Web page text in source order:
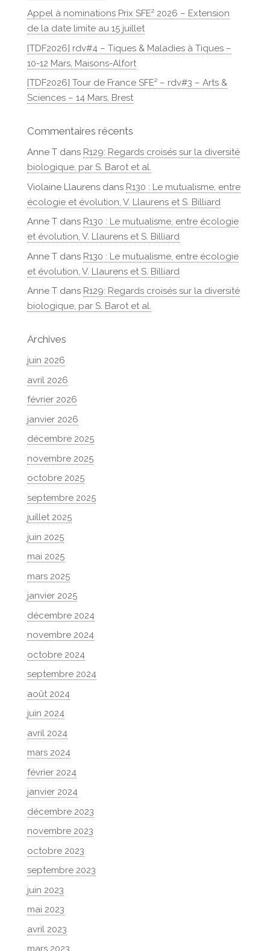
Appel à nominations Prix SFE² 2026 – Extension
de la date limite au 15 juillet
[TDF2026] rdv#4 – Tiques & Maladies à Tiques –
10-12 Mars, Maisons-Alfort
[TDF2026] Tour de France SFE² – rdv#3 – Arts &
Sciences – 14 Mars, Brest
Commentaires récents
Anne Tdans R129: Regards croisés sur la diversité
biologique, par S. Barot et al.
Violaine Llaurensdans R130 : Le mutualisme, entre
écologie et évolution, V. Llaurens et S. Billiard
Anne Tdans R130 : Le mutualisme, entre écologie
et évolution, V. Llaurens et S. Billiard
Anne Tdans R130 : Le mutualisme, entre écologie
et évolution, V. Llaurens et S. Billiard
Anne Tdans R129: Regards croisés sur la diversité
biologique, par S. Barot et al.
Archives
juin 2026
avril 2026
février 2026
janvier 2026
décembre 2025
novembre 2025
octobre 2025
septembre 2025
juillet 2025
juin 2025
mai 2025
mars 2025
janvier 2025
décembre 2024
novembre 2024
octobre 2024
septembre 2024
août 2024
juin 2024
avril 2024
mars 2024
février 2024
janvier 2024
décembre 2023
novembre 2023
octobre 2023
septembre 2023
juin 2023
mai 2023
avril 2023
mars 2023